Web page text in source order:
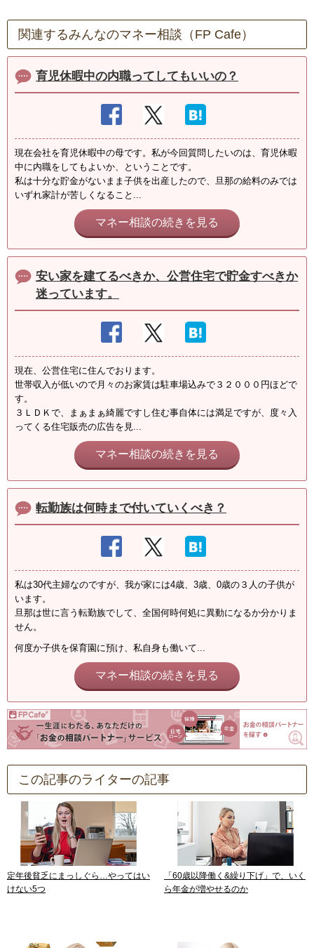
関連するみんなのマネー相談（FP Cafe）
育児休暇中の内職ってしてもいいの？
現在会社を育児休暇中の母です。私が今回質問したいのは、育児休暇
中に内職をしてもよいか、ということです。
私は十分な貯金がないまま子供を出産したので、旦那の給料のみでは
いずれ家計が苦しくなること...
マネー相談の続きを見る
安い家を建てるべきか、公営住宅で貯金すべきか
迷っています。
現在、公営住宅に住んでおります。
世帯収入が低いので月々のお家賃は駐車場込みで３２０００円ほどで
す。
３ＬＤＫで、まぁまぁ綺麗ですし住む事自体には満足ですが、度々入
ってくる住宅販売の広告を見...
マネー相談の続きを見る
転勤族は何時まで付いていくべき？
私は30代主婦なのですが、我が家には4歳、3歳、0歳の３人の子供が
います。
旦那は世に言う転勤族でして、全国何時何処に異動になるか分かりま
せん。
何度か子供を保育園に預け、私自身も働いて...
マネー相談の続きを見る
この記事のライターの記事
定年後貧乏にまっしぐら…やってはい
けない5つ
「60歳以降働く&繰り下げ」で、いく
ら年金が増やせるのか